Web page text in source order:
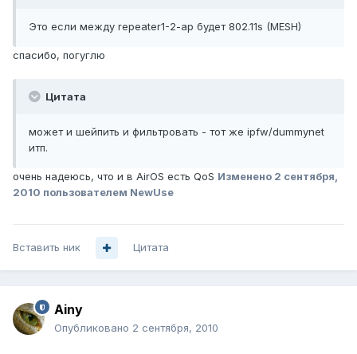
Это если между repeater1-2-ap будет 802.11s (MESH)
спасибо, погуглю
Цитата
может и шейпить и фильтровать - тот же ipfw/dummynet
итп.
очень надеюсь, что и в AirOS есть QoS Изменено 2 сентября,
2010 пользователем NewUse
Вставить ник Цитата
Ainy
Опубликовано 2 сентября, 2010